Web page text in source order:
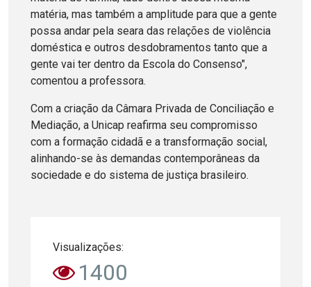
matéria, mas também a amplitude para que a gente
possa andar pela seara das relações de violência
doméstica e outros desdobramentos tanto que a
gente vai ter dentro da Escola do Consenso",
comentou a professora.
Com a criação da Câmara Privada de Conciliação e
Mediação, a Unicap reafirma seu compromisso
com a formação cidadã e a transformação social,
alinhando-se às demandas contemporâneas da
sociedade e do sistema de justiça brasileiro.
Visualizações:
1400